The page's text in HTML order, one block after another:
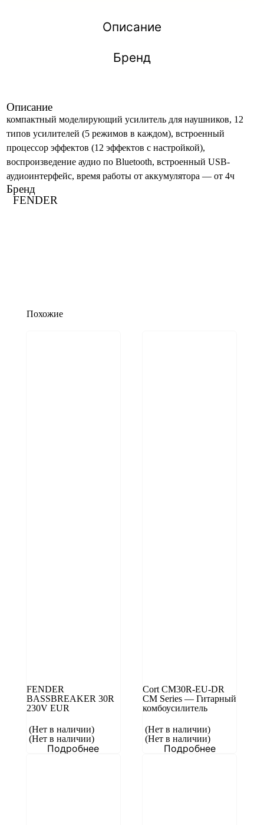
Описание
Бренд
Описание
компактный моделирующий усилитель для наушников, 12
типов усилителей (5 режимов в каждом), встроенный
процессор эффектов (12 эффектов с настройкой),
воспроизведение аудио по Bluetooth, встроенный USB-
аудиоинтерфейс, время работы от аккумулятора — от 4ч
Бренд
FENDER
Похожие
FENDER
BASSBREAKER 30R
230V EUR
(Нет в наличии)
(Нет в наличии)
Подробнее
Cort CM30R-EU-DR
CM Series — Гитарный
комбоусилитель
(Нет в наличии)
(Нет в наличии)
Подробнее